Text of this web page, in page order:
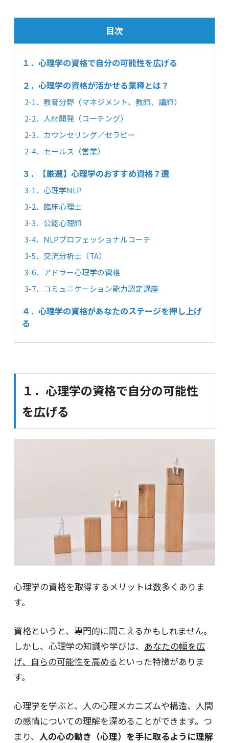
目次
１．心理学の資格で自分の可能性を広げる
２．心理学の資格が活かせる業種とは？
2-1．教育分野（マネジメント、教師、講師）
2-2．人材開発（コーチング）
2-3．カウンセリング／セラピー
2-4．セールス（営業）
３．【厳選】心理学のおすすめ資格７選
3-1．心理学NLP
3-2．臨床心理士
3-3．公認心理師
3-4．NLPプロフェッショナルコーチ
3-5．交流分析士（TA）
3-6．アドラー心理学の資格
3-7．コミュニケーション能力認定講座
４．心理学の資格があなたのステージを押し上げ
る
１．心理学の資格で自分の可能性
を広げる
心理学の資格を取得するメリットは数多くありま
す。
資格というと、専門的に聞こえるかもしれません。
しかし、心理学の知識や学びは、 あなたの幅を広
げ、自らの可能性を高める といった特徴がありま
す。
心理学を学ぶと、人の心理メカニズムや構造、人間
の感情についての理解を深めることができます。つ
まり、 人の心の動き（心理）を手に取るように理解